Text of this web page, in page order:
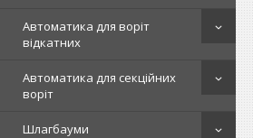
Автоматика для воріт
відкатних
Автоматика для секційних
воріт
Шлагбауми